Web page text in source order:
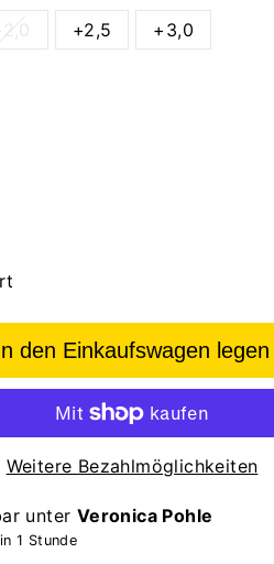
+2,5 +3,0
den Einkaufswagen legen
Weitere Bezahlmöglichkeiten
unter Veronica Pohle
1 Stunde